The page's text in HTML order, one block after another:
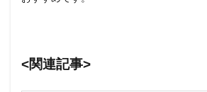
<関連記事>